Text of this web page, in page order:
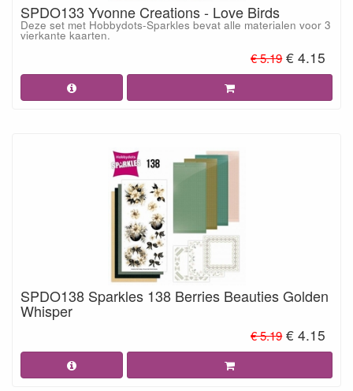
SPDO133 Yvonne Creations - Love Birds
Deze set met Hobbydots-Sparkles bevat alle materialen voor 3
vierkante kaarten.
€ 5.19 € 4.15
SPDO138 Sparkles 138 Berries Beauties Golden
Whisper
€ 5.19 € 4.15